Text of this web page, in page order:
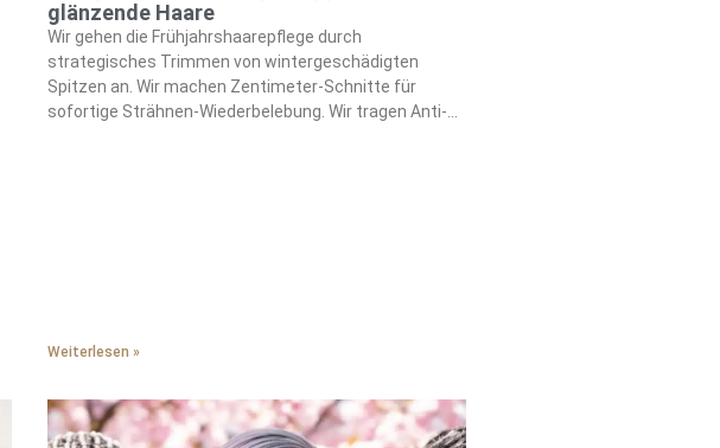
glänzende Haare
Wir gehen die Frühjahrshaarepflege durch
strategisches Trimmen von wintergeschädigten
Spitzen an. Wir machen Zentimeter-Schnitte für
sofortige Strähnen-Wiederbelebung. Wir tragen Anti-
Tiefenpflegebehandlungen. Wir bekämpfen Frizz mit
Haargesundheit durch konsequente
feuchtigkeitsbewahrende Praktiken.
Weiterlesen »